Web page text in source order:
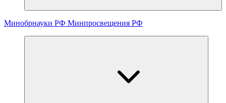
Минобрнауки РФ Минпросвещения РФ